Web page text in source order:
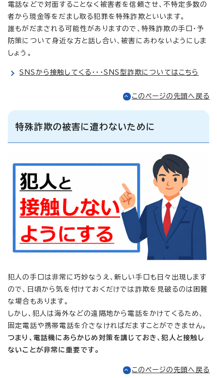
電話などで対面することなく被害者を信頼させ、不特定多数の
者から現金等をだまし取る犯罪を特殊詐欺といいます。
誰もがだまされる可能性がありますので、特殊詐欺の手口・予
防策について身近な方と話し合い、被害にあわないようにしま
しょう。
SNSから接触してくる・・・SNS型詐欺についてはこちら
このページの先頭へ戻る
特殊詐欺の被害に遭わないために
犯人の手口は非常に巧妙なうえ、新しい手口も日々出現します
ので、日頃から気を付けておくだけでは詐欺を見破るのは困難
な場合もあります。
しかし、犯人は海外などの遠隔地から電話をかけてくるため、
固定電話や携帯電話を介さなければだますことができません。
つまり、電話機にあらかじめ対策を講じておき、犯人と接触し
ないことが非常に重要です。
このページの先頭へ戻る